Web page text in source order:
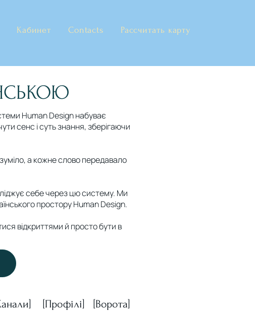
Кабинет Contacts Рассчитать карту
Human Design набуває
сенс і суть знання, зберігаючи
а кожне слово передавало
себе через цю систему. Ми
простору Human Design.
відкриттями й просто бути в
[Профілі] [Ворота]